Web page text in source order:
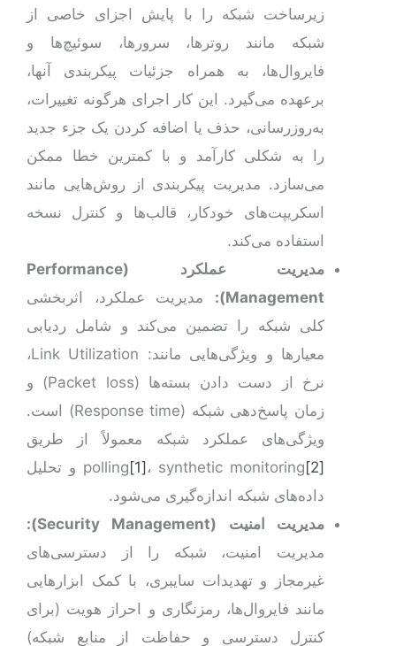
زیرساخت شبکه را با پایش اجزای خاصی از
شبکه مانند روترها، سرورها، سوئیچ‌ها و
فایروال‌ها، به همراه جزئیات پیکربندی آنها،
برعهده می‌گیرد. این کار اجرای هرگونه تغییرات،
به‌روزرسانی، حذف یا اضافه‌ کردن یک جزء جدید
را به شکلی کارآمد و با کمترین خطا ممکن
می‌سازد. مدیریت پیکربندی از روش‌هایی مانند
اسکریپت‌های خودکار، قالب‌ها و کنترل نسخه
استفاده می‌کند.
مدیریت عملکرد (Performance
Management
): مدیریت عملکرد، اثربخشی
کلی شبکه را تضمین می‌کند و شامل ردیابی
معیارها و ویژگی‌هایی مانند: Link Utilization،
نرخ از دست دادن بسته‌ها (Packet loss) و
زمان پاسخ‌دهی شبکه (Response time) است.
ویژگی‌های عملکرد شبکه معمولاً از طریق
polling [1] ، synthetic monitoring [2]
و تحلیل
داده‌های شبکه اندازه‌گیری می‌شود.
مدیریت امنیت (Security Management
):
مدیریت امنیت، شبکه را از دسترسی‌های
غیرمجاز و تهدیدات سایبری، با کمک ابزارهایی
مانند فایروال‌ها، رمزنگاری و احراز هویت (برای
کنترل دسترسی و حفاظت از منابع شبکه)